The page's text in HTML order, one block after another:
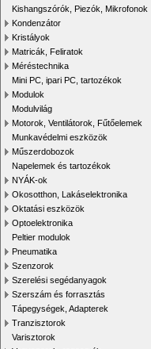
Kishangszórók, Piezók, Mikrofonok
Kondenzátor
Kristályok
Matricák, Feliratok
Méréstechnika
Mini PC, ipari PC, tartozékok
Modulok
Modulvilág
Motorok, Ventilátorok, Fűtőelemek
Munkavédelmi eszközök
Műszerdobozok
Napelemek és tartozékok
NYÁK-ok
Okosotthon, Lakáselektronika
Oktatási eszközök
Optoelektronika
Peltier modulok
Pneumatika
Szenzorok
Szerelési segédanyagok
Szerszám és forrasztás
Tápegységek, Adapterek
Tranzisztorok
Varisztorok